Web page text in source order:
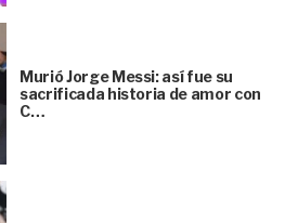
Murió Jorge Messi: así fue su
sacrificada historia de amor con
C…